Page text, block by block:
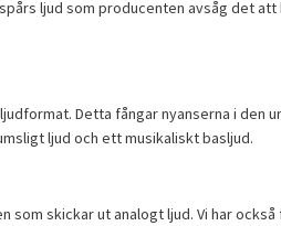
ljud som producenten avsåg det att
Detta fångar nyanserna i den
ljud och ett musikaliskt basljud.
som skickar ut analogt ljud. Vi har